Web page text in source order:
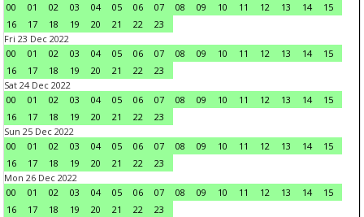
00
01 02 03 04 05 06 07 08 09 10 11 12 13 14
15
16
17 18 19 20 21 22
23
Fri 23 Dec 2022
00
01 02 03 04 05 06 07 08 09 10 11 12 13 14
15
16
17 18 19 20 21 22
23
Sat 24 Dec 2022
00
01 02 03 04 05 06 07 08 09 10 11 12 13 14
15
16
17 18 19 20 21 22
23
Sun 25 Dec 2022
00
01 02 03 04 05 06 07 08 09 10 11 12 13 14
15
16
17 18 19 20 21 22
23
Mon 26 Dec 2022
00
01 02 03 04 05 06 07 08 09 10 11 12 13 14
15
16
17 18 19 20 21 22
23